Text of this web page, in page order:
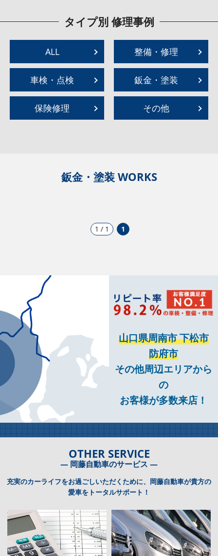
タイプ別 修理事例
ALL 整備・修理
車検・点検 鈑金・塗装
保険修理 その他
鈑金・塗装 WORKS
1 / 1 1
山口県周南市 下松市
防府市
その他周辺エリアから
の
お客様が多数来店！
OTHER SERVICE
― 岡藤自動車のサービス ―
充実のカーライフをお過ごしいただくために、岡藤自動車が貴方の
愛車をトータルサポート！